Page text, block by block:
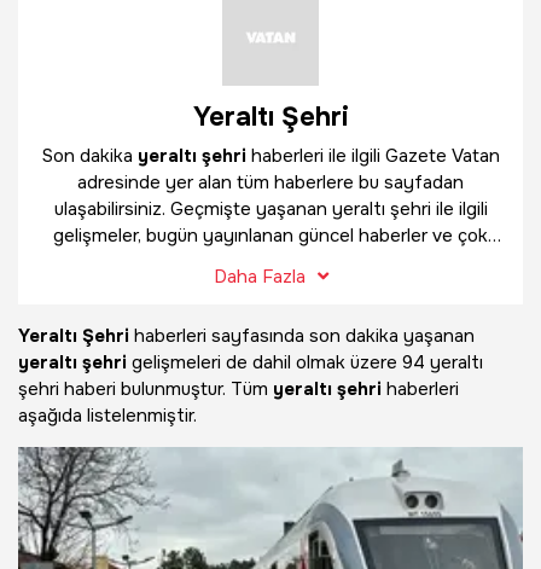
Yeraltı Şehri
Son dakika yeraltı şehri haberleri ile ilgili Gazete Vatan
adresinde yer alan tüm haberlere bu sayfadan
ulaşabilirsiniz. Geçmişte yaşanan yeraltı şehri ile ilgili
gelişmeler, bugün yayınlanan güncel haberler ve çok
bulabilirsiniz.
Daha Fazla
Yeraltı Şehri haberleri sayfasında son dakika yaşanan
yeraltı şehri gelişmeleri de dahil olmak üzere 94 yeraltı
şehri haberi bulunmuştur. Tüm yeraltı şehri haberleri
aşağıda listelenmiştir.